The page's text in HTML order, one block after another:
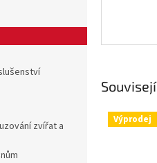
zvířat a
Výprodej